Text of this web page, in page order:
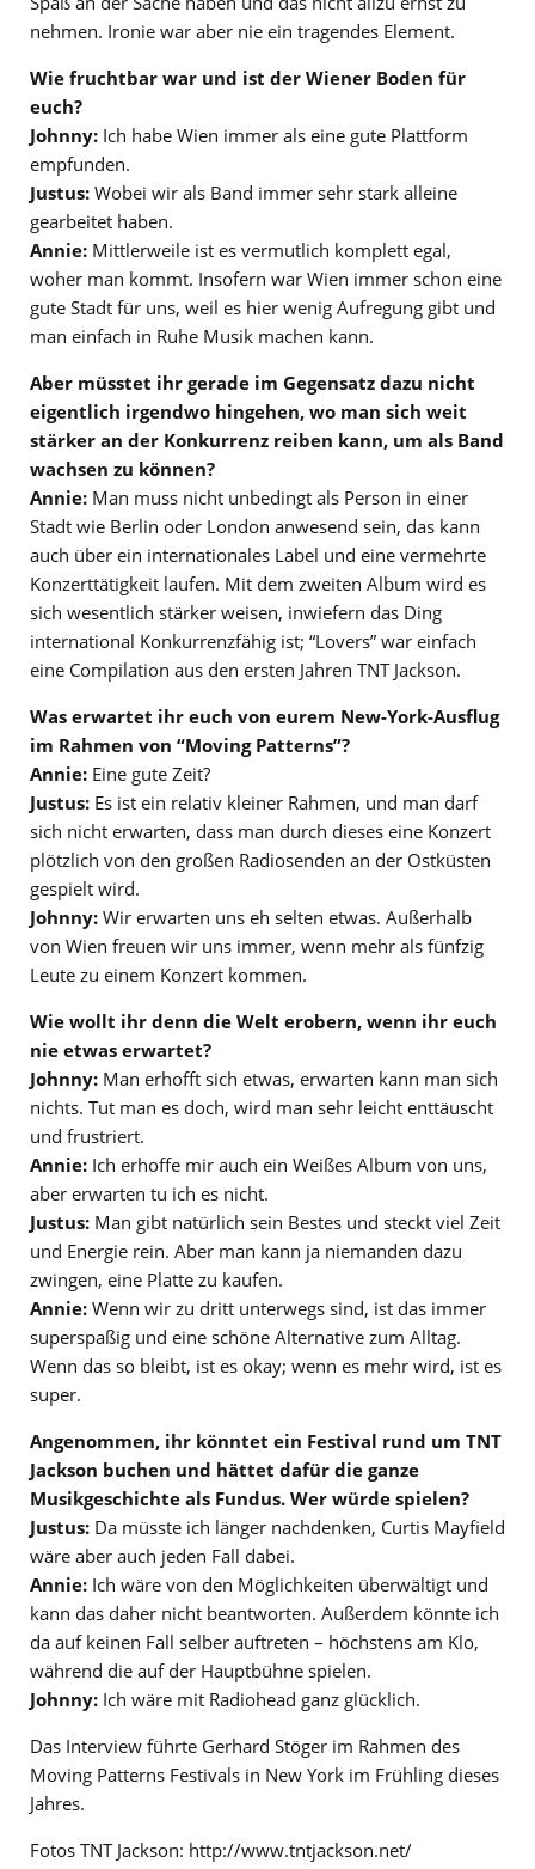
nehmen. Ironie war aber nie ein tragendes Element.
Wie fruchtbar war und ist der Wiener Boden für
euch?
Johnny: Ich habe Wien immer als eine gute Plattform
empfunden.
Justus: Wobei wir als Band immer sehr stark alleine
gearbeitet haben.
Annie: Mittlerweile ist es vermutlich komplett egal,
woher man kommt. Insofern war Wien immer schon eine
gute Stadt für uns, weil es hier wenig Aufregung gibt und
man einfach in Ruhe Musik machen kann.
Aber müsstet ihr gerade im Gegensatz dazu nicht
eigentlich irgendwo hingehen, wo man sich weit
stärker an der Konkurrenz reiben kann, um als Band
wachsen zu können?
Annie: Man muss nicht unbedingt als Person in einer
Stadt wie Berlin oder London anwesend sein, das kann
auch über ein internationales Label und eine vermehrte
Konzerttätigkeit laufen. Mit dem zweiten Album wird es
sich wesentlich stärker weisen, inwiefern das Ding
international Konkurrenzfähig ist; “Lovers” war einfach
eine Compilation aus den ersten Jahren TNT Jackson.
Was erwartet ihr euch von eurem New-York-Ausflug
im Rahmen von “Moving Patterns”?
Annie: Eine gute Zeit?
Justus: Es ist ein relativ kleiner Rahmen, und man darf
sich nicht erwarten, dass man durch dieses eine Konzert
plötzlich von den großen Radiosenden an der Ostküsten
gespielt wird.
Johnny: Wir erwarten uns eh selten etwas. Außerhalb
von Wien freuen wir uns immer, wenn mehr als fünfzig
Leute zu einem Konzert kommen.
Wie wollt ihr denn die Welt erobern, wenn ihr euch
nie etwas erwartet?
Johnny: Man erhofft sich etwas, erwarten kann man sich
nichts. Tut man es doch, wird man sehr leicht enttäuscht
und frustriert.
Annie: Ich erhoffe mir auch ein Weißes Album von uns,
aber erwarten tu ich es nicht.
Justus: Man gibt natürlich sein Bestes und steckt viel Zeit
und Energie rein. Aber man kann ja niemanden dazu
zwingen, eine Platte zu kaufen.
Annie: Wenn wir zu dritt unterwegs sind, ist das immer
superspaßig und eine schöne Alternative zum Alltag.
Wenn das so bleibt, ist es okay; wenn es mehr wird, ist es
super.
Angenommen, ihr könntet ein Festival rund um TNT
Jackson buchen und hättet dafür die ganze
Musikgeschichte als Fundus. Wer würde spielen?
Justus: Da müsste ich länger nachdenken, Curtis Mayfield
wäre aber auch jeden Fall dabei.
Annie: Ich wäre von den Möglichkeiten überwältigt und
kann das daher nicht beantworten. Außerdem könnte ich
da auf keinen Fall selber auftreten – höchstens am Klo,
während die auf der Hauptbühne spielen.
Johnny: Ich wäre mit Radiohead ganz glücklich.
Das Interview führte Gerhard Stöger im Rahmen des
Moving Patterns Festivals in New York im Frühling dieses
Jahres.
Fotos TNT Jackson: http://www.tntjackson.net/